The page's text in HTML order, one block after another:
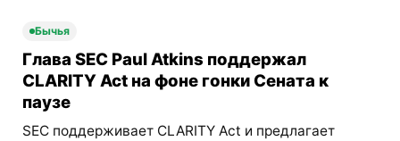
Бычья
Глава SEC Paul Atkins поддержал
CLARITY Act на фоне гонки Сената к
паузе
SEC поддерживает CLARITY Act и предлагает